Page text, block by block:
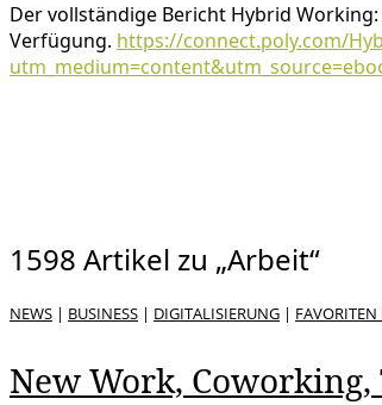
Der vollständige Bericht Hybrid
Verfügung. https://connect.poly.com/
1598 Artikel zu „Arbeit“
NEWS | BUSINESS | DIGITALISIERUNG | FAVORITEN
New Work,